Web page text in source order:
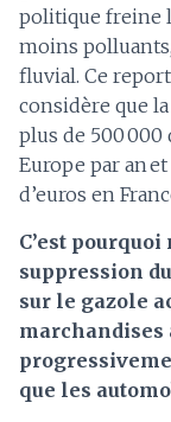
politique freine
moins
fluvial. Ce
considère que
plus de 500 000
Europe par an
d’euros en
C’est
suppression
sur le gazole
marchandises
que les